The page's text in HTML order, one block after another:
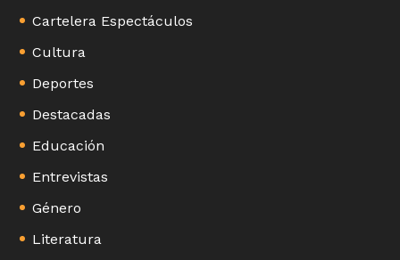
Cartelera Espectáculos
Cultura
Deportes
Destacadas
Educación
Entrevistas
Género
Literatura